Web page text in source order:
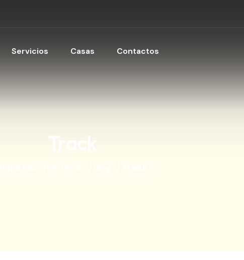
Servicios Casas Contactos
Track